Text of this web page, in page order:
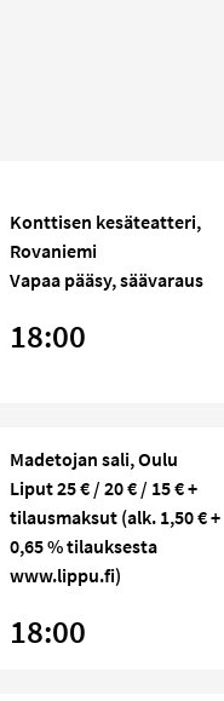
Konttisen kesäteatteri,
Rovaniemi
Vapaa pääsy, säävaraus
18:00
Madetojan sali, Oulu
Liput 25 € / 20 € / 15 € +
tilausmaksut (alk. 1,50 € +
0,65 % tilauksesta
www.lippu.fi)
18:00